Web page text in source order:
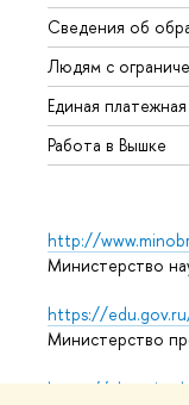
Сведения об
Людям с
Единая
Работа в Вышке
http://
Министерство
https://
Министерство
https://